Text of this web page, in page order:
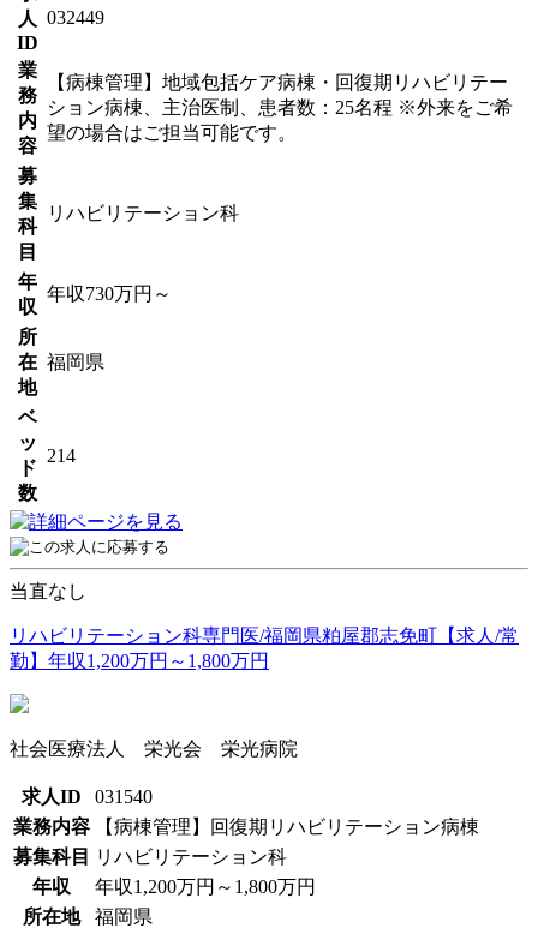
人
ID
032449
業
務
内
容
【病棟管理】地域包括ケア病棟・回復期リハビリテー
ション病棟、主治医制、患者数：25名程 ※外来をご希
望の場合はご担当可能です。
募
集
科
目
リハビリテーション科
年
収
年収730万円～
所
在
地
福岡県
ベ
ッ
ド
数
214
当直なし
リハビリテーション科専門医/福岡県粕屋郡志免町【求人/常
勤】年収1,200万円～1,800万円
社会医療法人 栄光会 栄光病院
求人ID
031540
業務内容
【病棟管理】回復期リハビリテーション病棟
募集科目
リハビリテーション科
年収
年収1,200万円～1,800万円
所在地
福岡県